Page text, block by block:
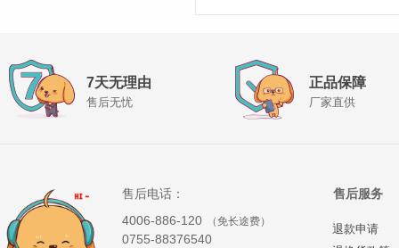
7天无理由
售后无忧
正品保障
厂家直供
售后电话：
4006-886-120
（免长途费）
0755-88376540
售后服务
退款申请